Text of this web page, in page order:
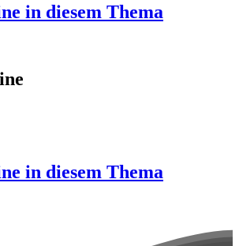
in diesem Thema
in diesem Thema